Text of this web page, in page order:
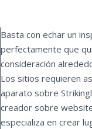
Basta con echar un
perfectamente que
consideración
Los sitios requieren
aparato sobre
creador sobre
especializa en crear